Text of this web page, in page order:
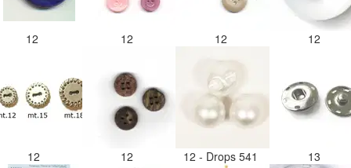
12 12 12 12
12 12 12 - Drops 541 13